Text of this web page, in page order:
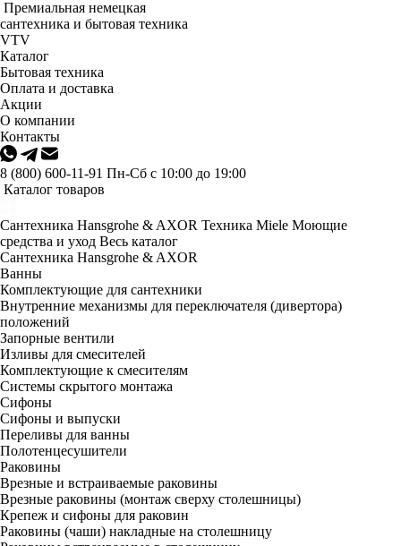
Премиальная немецкая
сантехника и бытовая техника
VTV
Каталог
Бытовая техника
Оплата и доставка
Акции
О компании
Контакты
8 (800) 600-11-91 Пн-Сб с 10:00 до 19:00
Каталог товаров
Сантехника Hansgrohe & AXOR Техника Miele Моющие
средства и уход Весь каталог
Сантехника Hansgrohe & AXOR
Ванны
Комплектующие для сантехники
Внутренние механизмы для переключателя (дивертора)
положений
Запорные вентили
Изливы для смесителей
Комплектующие к смесителям
Системы скрытого монтажа
Сифоны
Сифоны и выпуски
Переливы для ванны
Полотенцесушители
Раковины
Врезные и встраиваемые раковины
Врезные раковины (монтаж сверху столешницы)
Крепеж и сифоны для раковин
Раковины (чаши) накладные на столешницу